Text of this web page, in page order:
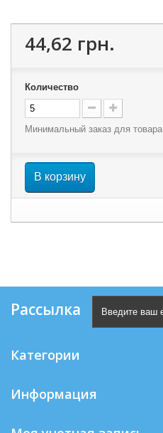
44,62 грн.
Количество
Минимальный заказ для товара
В корзину
Рассылка
Категории
Информация